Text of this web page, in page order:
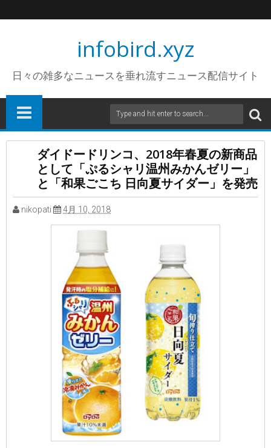
infobird.xyz
日々の雑多なニュースを垂れ流すニュース配信サイト
ダイドードリンコ、2018年春夏の新商品
として「ぷるシャリ温州みかんゼリー」
と「和果ごこち 日向夏サイダー」を発売
nikopati 4月 10, 2018